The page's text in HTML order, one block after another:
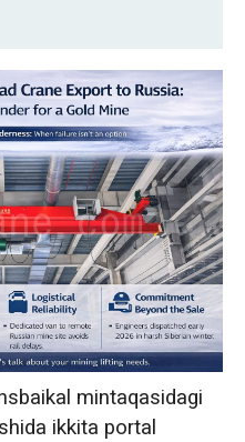
yengib o'tish:
oltin koni ikkinchi
ni tanladi
Osilib turgan
cheklovlarini yorib
tashqari
operatsion
sovuq mo'rtlikni
mintaqasidagi
ikkita portal